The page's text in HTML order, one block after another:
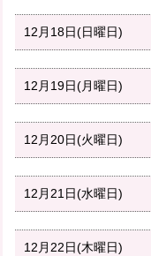
12月18日(日曜日)
12月19日(月曜日)
12月20日(火曜日)
12月21日(水曜日)
12月22日(木曜日)